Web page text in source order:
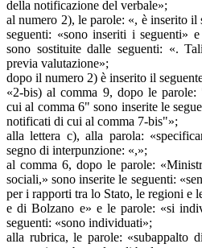
della notificazione del verbale»;
al numero 2), le parole: «, è inserito il
seguenti: «sono inseriti i seguenti»
sono sostituite dalle seguenti: «.
previa valutazione»;
dopo il numero 2) è inserito il
«2-bis) al comma 9, dopo le
cui al comma 6" sono inserite le
notificati di cui al comma 7-bis"»;
alla lettera c), alla parola:
segno di interpunzione: «,»;
al comma 6, dopo le parole:
sociali,» sono inserite le seguenti:
per i rapporti tra lo Stato, le regioni e
e di Bolzano e» e le parole: «si
seguenti: «sono individuati»;
alla rubrica, le parole: «subappalto